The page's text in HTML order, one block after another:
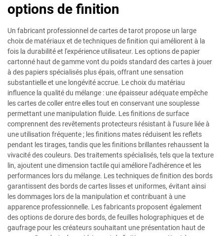
options de finition
Un fabricant professionnel de cartes de tarot propose un large
choix de matériaux et de techniques de finition qui améliorent à la
fois la durabilité et l'expérience utilisateur. Les options de papier
cartonné haut de gamme vont du poids standard des cartes à jouer
à des papiers spécialisés plus épais, offrant une sensation
substantielle et une longévité accrue. Le choix du matériau
influence la qualité du mélange : une épaisseur adéquate empêche
les cartes de coller entre elles tout en conservant une souplesse
permettant une manipulation fluide. Les finitions de surface
comprennent des revêtements protecteurs résistant à l’usure liée à
une utilisation fréquente ; les finitions mates réduisent les reflets
pendant les tirages, tandis que les finitions brillantes rehaussent la
vivacité des couleurs. Des traitements spécialisés, tels que la texture
lin, ajoutent une dimension tactile qui améliore l’adhérence et les
performances lors du mélange. Les techniques de finition des bords
garantissent des bords de cartes lisses et uniformes, évitant ainsi
les dommages lors de la manipulation et contribuant à une
apparence professionnelle. Les fabricants proposent également
des options de dorure des bords, de feuilles holographiques et de
gaufrage pour les créateurs souhaitant une présentation haut de